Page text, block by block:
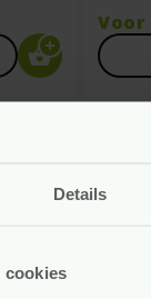
Details
cookies
Voor